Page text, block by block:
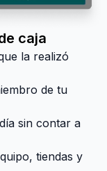
caja
la realizó
de tu
sin contar a
tiendas y